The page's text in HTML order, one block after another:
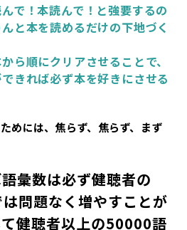
で！本読んで！と強要するの
と本を読めるだけの下地づく
ら順にクリアさせることで、
きれば必ず本を好きにさせる
めには、焦らず、焦らず、まず
彙数は必ず健聴者の
問題なく増やすことが
健聴者以上の50000語